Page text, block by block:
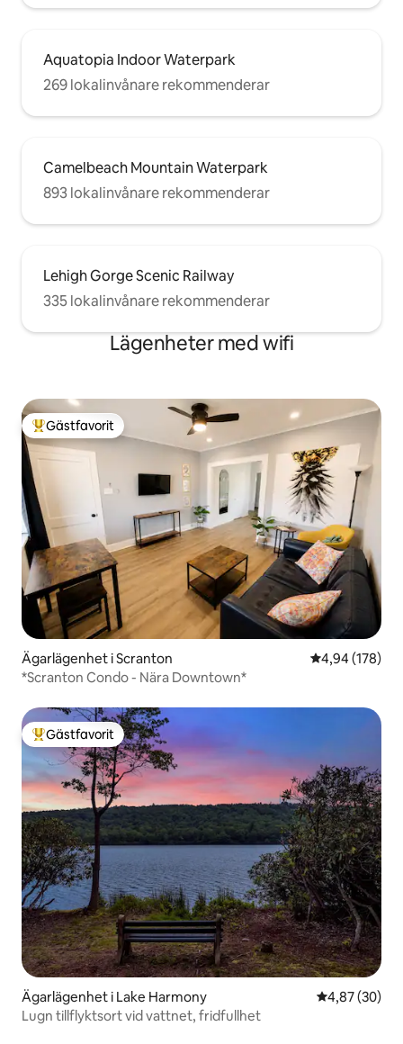
Aquatopia Indoor Waterpark
269 lokalinvånare rekommenderar
Camelbeach Mountain Waterpark
893 lokalinvånare rekommenderar
Lehigh Gorge Scenic Railway
335 lokalinvånare rekommenderar
Lägenheter med wifi
Populär gästfavorit
Gästfavorit
Ägarlägenhet i Scranton 4,94 av 5 i
4,94 (178)
*Scranton Condo - Nära Downtown*
Populär gästfavorit
Gästfavorit
Ägarlägenhet i Lake Harmony 4,87 av 5 i
4,87 (30)
Lugn tillflyktsort vid vattnet, fridfullhet